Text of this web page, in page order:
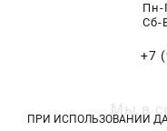
Пн-
Сб-
+7
Мы в
ПРИ ИСПОЛЬЗОВАНИИ